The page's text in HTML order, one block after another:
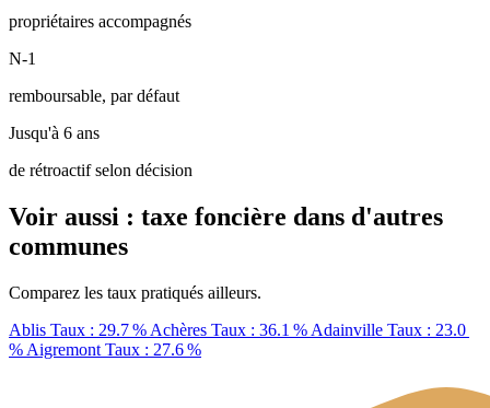
propriétaires accompagnés
N-1
remboursable, par défaut
Jusqu'à 6 ans
de rétroactif selon décision
Voir aussi : taxe foncière dans d'autres
communes
Comparez les taux pratiqués ailleurs.
Ablis Taux : 29.7 % Achères Taux : 36.1 % Adainville Taux : 23.0
% Aigremont Taux : 27.6 %